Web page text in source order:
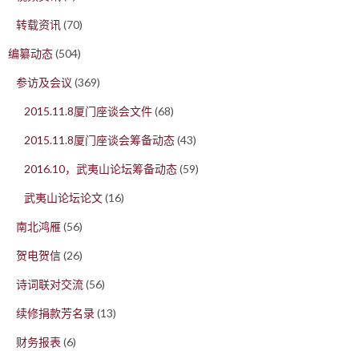
转载资讯(70)
编纂动态(504)
参访及会议 (369)
2015.11.8厦门座谈会文件(68)
2015.11.8厦门座谈会筹备动态(43)
2016.10，武夷山论坛筹备动态(59)
武夷山论坛论文(16)
南北鸿雁(56)
贺电贺信(26)
诗词联对交流(56)
续修捐款芳名录(13)
财务报表 (6)